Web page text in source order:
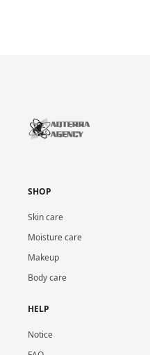
SHOP
Skin care
Moisture care
Makeup
Body care
HELP
Notice